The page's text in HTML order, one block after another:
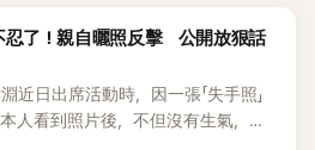
忍了！親自曬照反擊 公開放狠話
日出席活動時，因一張「失手照」
人看到照片後，不但沒有生氣，反